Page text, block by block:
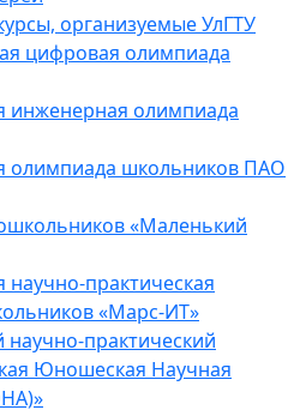
организуемые УлГТУ
цифровая олимпиада
инженерная олимпиада
олимпиада школьников ПАО
«Маленький
научно-практическая
«Марс-ИТ»
практический
Юношеская Научная